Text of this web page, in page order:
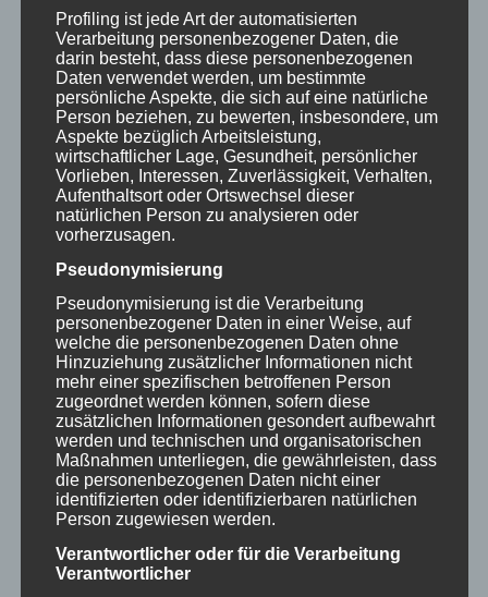
Vorlesung bin ich auch jede Woche als
Gasthörer anwesend und Frau Kinne
bindet mich immer wieder spontan in ihre
Lehre mit ein. Oft leitet sie eine Frage an
mich mit Worten ein wie: „Wir haben ja
nun auch jemanden im Raum der sich da
noch viel besser auskennt..“. Die Themen
der von mir vorbereiteten Impulsvorträge,
die ich selbstständig über meinen Talker
in der Vorlesung halte, sind u. a. „Die
Bedeutung der Medizin für mein Leben“,
„Der gespürte Zusammenhang von
Spastik und Emotionen“ und „Meine
Erfahrungen mit der Konduktiven
Förderung und der Brucker-Biofeedback-
Methode“. Für diese Vorträge erhalte ich
ganz offiziell ein Honorar von der Uni
Profiling ist jede Art der automatisierten
Verarbeitung personenbezogener Daten, die
darin besteht, dass diese personenbezogenen
Daten verwendet werden, um bestimmte
persönliche Aspekte, die sich auf eine natürliche
Person beziehen, zu bewerten, insbesondere, um
Aspekte bezüglich Arbeitsleistung,
wirtschaftlicher Lage, Gesundheit, persönlicher
Vorlieben, Interessen, Zuverlässigkeit, Verhalten,
Aufenthaltsort oder Ortswechsel dieser
natürlichen Person zu analysieren oder
vorherzusagen.
Pseudonymisierung
Pseudonymisierung ist die Verarbeitung
personenbezogener Daten in einer Weise, auf
welche die personenbezogenen Daten ohne
Hinzuziehung zusätzlicher Informationen nicht
mehr einer spezifischen betroffenen Person
zugeordnet werden können, sofern diese
zusätzlichen Informationen gesondert aufbewahrt
werden und technischen und organisatorischen
Maßnahmen unterliegen, die gewährleisten, dass
die personenbezogenen Daten nicht einer
identifizierten oder identifizierbaren natürlichen
Person zugewiesen werden.
Verantwortlicher oder für die Verarbeitung
Verantwortlicher